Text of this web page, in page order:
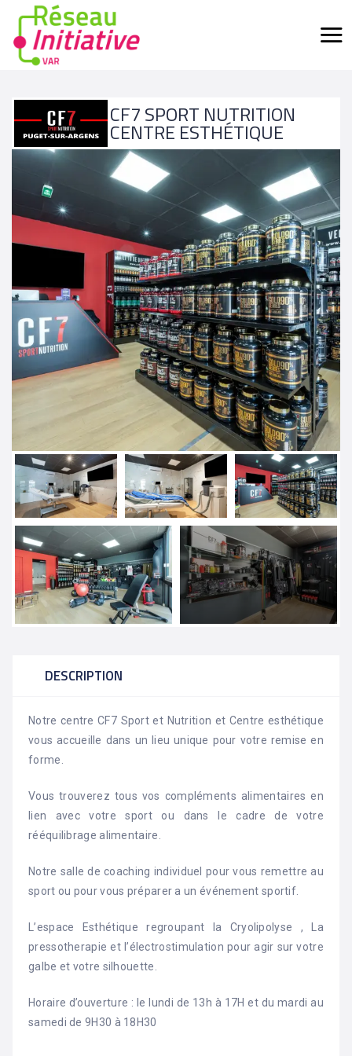
CF7 SPORT NUTRITION
CENTRE ESTHÉTIQUE
DESCRIPTION
Notre centre CF7 Sport et Nutrition et Centre esthétique
vous accueille dans un lieu unique pour votre remise en
forme.
Vous trouverez tous vos compléments alimentaires en
lien avec votre sport ou dans le cadre de votre
rééquilibrage alimentaire.
Notre salle de coaching individuel pour vous remettre au
sport ou pour vous préparer a un événement sportif.
L’espace Esthétique regroupant la Cryolipolyse , La
pressotherapie et l’électrostimulation pour agir sur votre
galbe et votre silhouette.
Horaire d’ouverture : le lundi de 13h à 17H et du mardi au
samedi de 9H30 à 18H30